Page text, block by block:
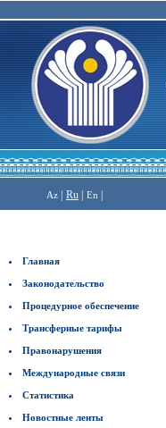
Az | Ru | En |
Главная
Законодательство
Процедурное обеспечение
Трансферные тарифы
Правонарушения
Международные связи
Статистика
Новостные ленты